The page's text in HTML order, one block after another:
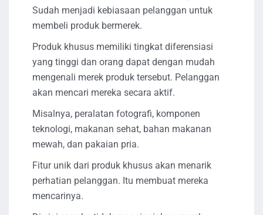
Sudah menjadi kebiasaan pelanggan untuk
membeli produk bermerek.
Produk khusus memiliki tingkat diferensiasi
yang tinggi dan orang dapat dengan mudah
mengenali merek produk tersebut. Pelanggan
akan mencari mereka secara aktif.
Misalnya, peralatan fotografi, komponen
teknologi, makanan sehat, bahan makanan
mewah, dan pakaian pria.
Fitur unik dari produk khusus akan menarik
perhatian pelanggan. Itu membuat mereka
mencarinya.